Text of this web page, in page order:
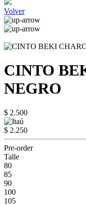
Volver
CINTO
NEGRO
$ 2.500
$ 2.250
Pre-order
Talle
80
85
90
100
105